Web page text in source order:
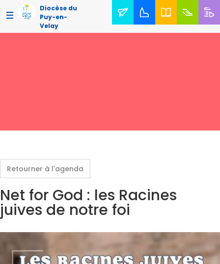
Diocèse du
Puy-en-
Velay
Retourner à l'agenda
Net for God : les Racines
juives de notre foi